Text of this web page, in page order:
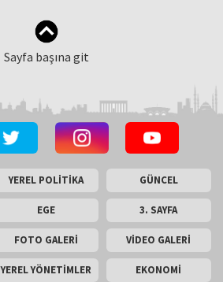
Sayfa başına git
YEREL POLİTİKA GÜNCEL
EGE 3. SAYFA
FOTO GALERİ VİDEO GALERİ
YEREL YÖNETİMLER EKONOMİ